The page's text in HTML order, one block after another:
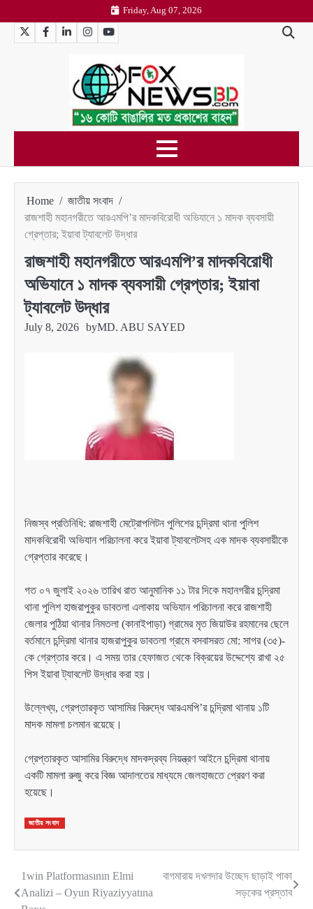
to
content
Friday, Aug 07, 2026
TwitterFacebookLinkedInInstagramYouTube
Home
জাতীয় সংবাদ
রাজশাহী মহানগরীতে আরএমপি’র মাদকবিরোধী অভিযানে ১ মাদক ব্যবসায়ী
গ্রেপ্তার; ইয়াবা ট্যাবলেট উদ্ধার
রাজশাহী মহানগরীতে আরএমপি’র মাদকবিরোধী
অভিযানে ১ মাদক ব্যবসায়ী গ্রেপ্তার; ইয়াবা
ট্যাবলেট উদ্ধার
July 8, 2026 byMD. ABU SAYED
নিজস্ব প্রতিনিধি: রাজশাহী মেট্রোপলিটন পুলিশের চন্দ্রিমা থানা পুলিশ
মাদকবিরোধী অভিযান পরিচালনা করে ইয়াবা ট্যাবলেটসহ এক মাদক ব্যবসায়ীকে
গ্রেপ্তার করেছে।
গত ০৭ জুলাই ২০২৬ তারিখ রাত আনুমানিক ১১ টার দিকে মহানগরীর চন্দ্রিমা
থানা পুলিশ হাজরাপুকুর ডাবতলা এলাকায় অভিযান পরিচালনা করে রাজশাহী
জেলার পুঠিয়া থানার নিমতলা (কানাইপাড়া) গ্রামের মৃত জিয়াউর রহমানের ছেলে
বর্তমানে চন্দ্রিমা থানার হাজরাপুকুর ডাবতলা গ্রামে বসবাসরত মো: সাগর (৩৫)-
কে গ্রেপ্তার করে। এ সময় তার হেফাজত থেকে বিক্রয়ের উদ্দেশ্যে রাখা ২৫
পিস ইয়াবা ট্যাবলেট উদ্ধার করা হয়।
উল্লেখ্য, গ্রেপ্তারকৃত আসামির বিরুদ্ধে আরএমপি’র চন্দ্রিমা থানায় ১টি
মাদক মামলা চলমান রয়েছে।
গ্রেপ্তারকৃত আসামির বিরুদ্ধে মাদকদ্রব্য নিয়ন্ত্রণ আইনে চন্দ্রিমা থানায়
একটি মামলা রুজু করে বিজ্ঞ আদালতের মাধ্যমে জেলহাজতে প্রেরণ করা
হয়েছে।
জাতীয় সংবাদ
Post
navigation
1win Platformasının Elmi
Analizi – Oyun Riyaziyyatına
বাগমারায় দখলদার উচ্ছেদ ছাড়াই পাকা
সড়কের প্রস্তাব